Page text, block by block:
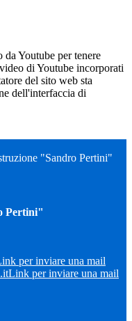
da Youtube per tenere
di Youtube incorporati
del sito web sta
dell'interfaccia di
"Sandro Pertini"
Pertini"
per inviare una mail
Link per inviare una mail